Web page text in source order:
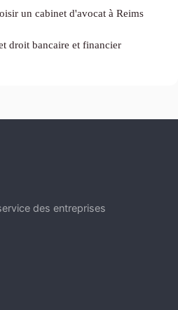
un cabinet d'avocat à Reims
droit bancaire et financier
des entreprises